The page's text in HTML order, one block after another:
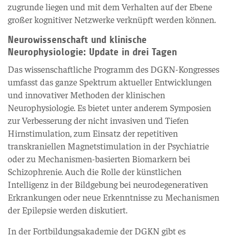
zugrunde liegen und mit dem Verhalten auf der Ebene
großer kognitiver Netzwerke verknüpft werden können.
Neurowissenschaft und klinische
Neurophysiologie: Update in drei Tagen
Das wissenschaftliche Programm des DGKN-Kongresses
umfasst das ganze Spektrum aktueller Entwicklungen
und innovativer Methoden der klinischen
Neurophysiologie. Es bietet unter anderem Symposien
zur Verbesserung der nicht invasiven und Tiefen
Hirnstimulation, zum Einsatz der repetitiven
transkraniellen Magnetstimulation in der Psychiatrie
oder zu Mechanismen-basierten Biomarkern bei
Schizophrenie. Auch die Rolle der künstlichen
Intelligenz in der Bildgebung bei neurodegenerativen
Erkrankungen oder neue Erkenntnisse zu Mechanismen
der Epilepsie werden diskutiert.
In der Fortbildungsakademie der DGKN gibt es